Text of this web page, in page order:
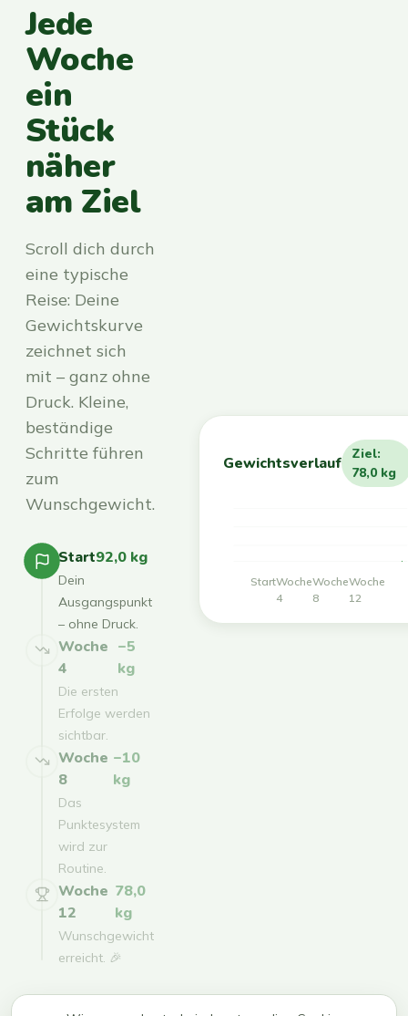
Jede
Woche
ein
Stück
näher
am Ziel
Scroll dich durch
eine typische
Reise: Deine
Gewichtskurve
zeichnet sich
mit – ganz ohne
Druck. Kleine,
beständige
Schritte führen
zum
Wunschgewicht.
Start92,0 kg
Dein
Ausgangspunkt
– ohne Druck.
Woche
4
−5
kg
Die ersten
Erfolge werden
sichtbar.
Woche
8
−10
kg
Das
Punktesystem
wird zur
Routine.
Woche
12
78,0
kg
Wunschgewicht
erreicht. 🎉
Gewichtsverlauf
Ziel:
78,0 kg
StartWoche
4
Woche
8
Woche
12